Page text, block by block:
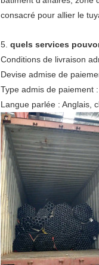
consacré pour allier le
5. quels services
Conditions de livraison
Devise admise de
Type admis de paiement
Langue parlée : Anglais,